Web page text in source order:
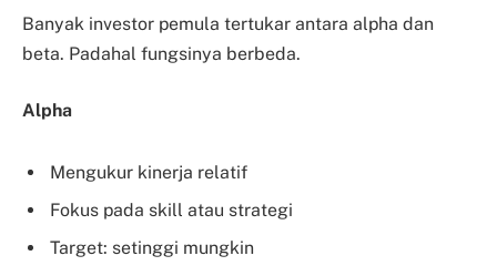
Banyak investor pemula tertukar antara alpha dan
beta. Padahal fungsinya berbeda.
Alpha
Mengukur kinerja relatif
Fokus pada skill atau strategi
Target: setinggi mungkin